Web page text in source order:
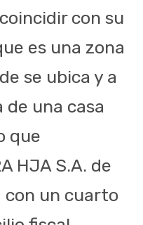
con su
es una zona
se ubica y a
una casa
que
HJA S.A. de
con un cuarto